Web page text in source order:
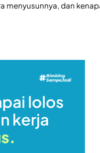
menyusunnya, dan